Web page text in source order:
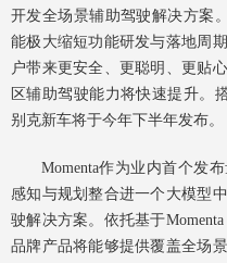
开发全场景辅助驾驶解决方案
能极大缩短功能研发与落地周
户带来更安全、更聪明、更贴
区辅助驾驶能力将快速提升。
别克新车将于今年下半年发布。
Momenta作为业内首个发
感知与规划整合进一个大模型
驶解决方案。依托基于
品牌产品将能够提供覆盖全场